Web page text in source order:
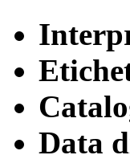
Data